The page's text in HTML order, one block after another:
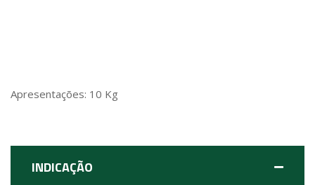
Apresentações: 10 Kg
INDICAÇÃO